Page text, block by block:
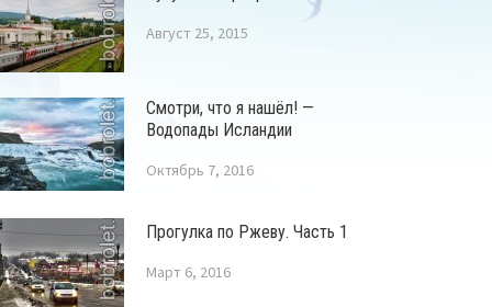
Август 25, 2015
Смотри, что я нашёл! —
Водопады Исландии
Октябрь 7, 2016
Прогулка по Ржеву. Часть 1
Март 6, 2016